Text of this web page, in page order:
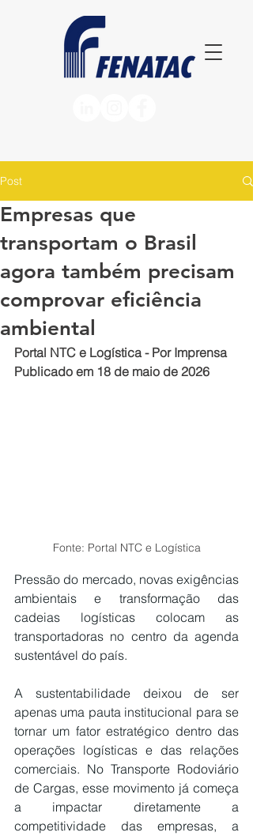
Post
Empresas que
transportam o Brasil
agora também precisam
comprovar eficiência
ambiental
Portal NTC e Logística - Por Imprensa
Publicado em 18 de maio de 2026
Fonte: Portal NTC e Logística
Pressão do mercado, novas exigências
ambientais e transformação das
cadeias logísticas colocam as
transportadoras no centro da agenda
sustentável do país.
A sustentabilidade deixou de ser
apenas uma pauta institucional para se
tornar um fator estratégico dentro das
operações logísticas e das relações
comerciais. No Transporte Rodoviário
de Cargas, esse movimento já começa
a impactar diretamente a
competitividade das empresas, a